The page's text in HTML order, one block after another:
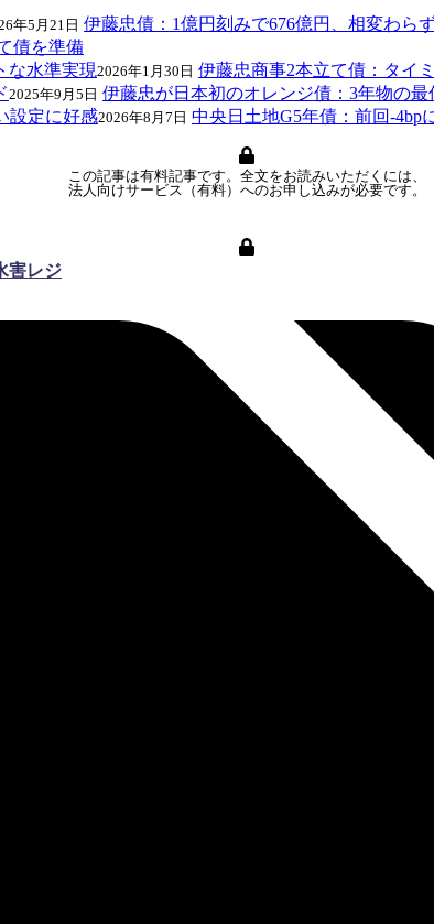
年5月21日 伊藤忠債：1億円刻みで676億円、相変わら
債を準備
2026年1月30日 伊藤忠商事2本立て債：タイ
2025年9月5日 伊藤忠が日本初のオレンジ債：3年物の最
2026年8月7日 中央日土地G5年債：前回-4bp
この記事は有料記事です。全文をお読みいただくには、
法人向けサービス（有料）へのお申し込みが必要です。
害レジ